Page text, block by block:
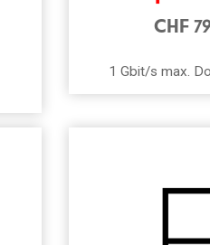
CHF
1 Gbit/s max.